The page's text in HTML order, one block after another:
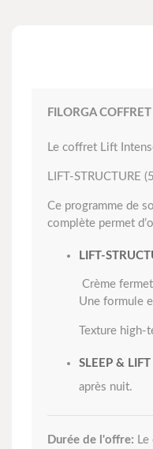
FILORGA
Le coffret Lift
LIFT-STRUCTURE
Ce programme de
complète permet
LIFT-
Crème
Une formule
Texture
SLEEP &
après nuit.
Durée de l'offre: